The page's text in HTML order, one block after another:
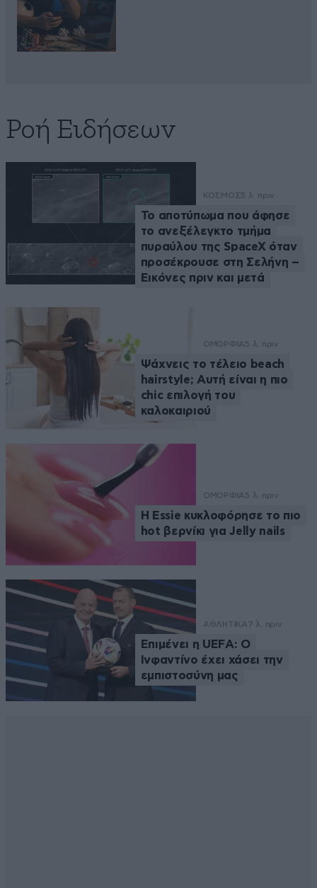
Ροή Ειδήσεων
ΚΟΣΜΟΣ5 λ. πριν
Το αποτύπωμα που άφησε
το ανεξέλεγκτο τμήμα
πυραύλου της SpaceX όταν
προσέκρουσε στη Σελήνη –
Εικόνες πριν και μετά
ΟΜΟΡΦΙΑ5 λ. πριν
Ψάχνεις το τέλειο beach
hairstyle; Αυτή είναι η πιο
chic επιλογή του
καλοκαιριού
ΟΜΟΡΦΙΑ5 λ. πριν
Η Essie κυκλοφόρησε το πιο
hot βερνίκι για Jelly nails
ΑΘΛΗΤΙΚΑ7 λ. πριν
Επιμένει η UEFA: Ο
Ινφαντίνο έχει χάσει την
εμπιστοσύνη μας